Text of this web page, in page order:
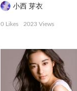
小西 芽衣
0 Likes 2023 Views